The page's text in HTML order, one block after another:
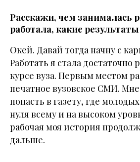
Расскажи, чем занималась
работала, какие
Окей. Давай тогда начну с
Работать я стала достаточно
курсе вуза. Первым местом
печатное вузовское СМИ.
попасть в газету, где
нуля всему и на высоком
рабочая моя история
дальше.